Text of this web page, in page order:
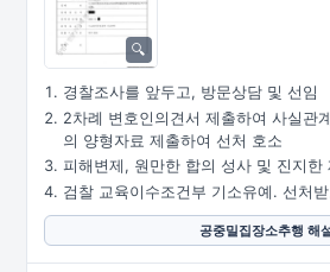
경찰조사를 앞두고, 방문상담 및 선임
2차례 변호인의견서 제출하여 사실관
의 양형자료 제출하여 선처 호소
피해변제, 원만한 합의 성사 및 진지한
검찰 교육이수조건부 기소유예. 선처
공중밀집장소추행 해